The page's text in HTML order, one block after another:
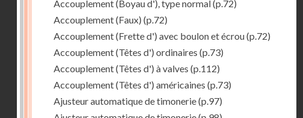
Accouplement (Boyau d'), type normal(p.72)
Accouplement (Faux) (p.72)
Accouplement (Frette d') avec boulon et écrou(p.72)
Accouplement (Têtes d') ordinaires (p.73)
Accouplement (Têtes d') à valves (p.112)
Accouplement (Têtes d') américaines (p.73)
Ajusteur automatique de timonerie(p.97)